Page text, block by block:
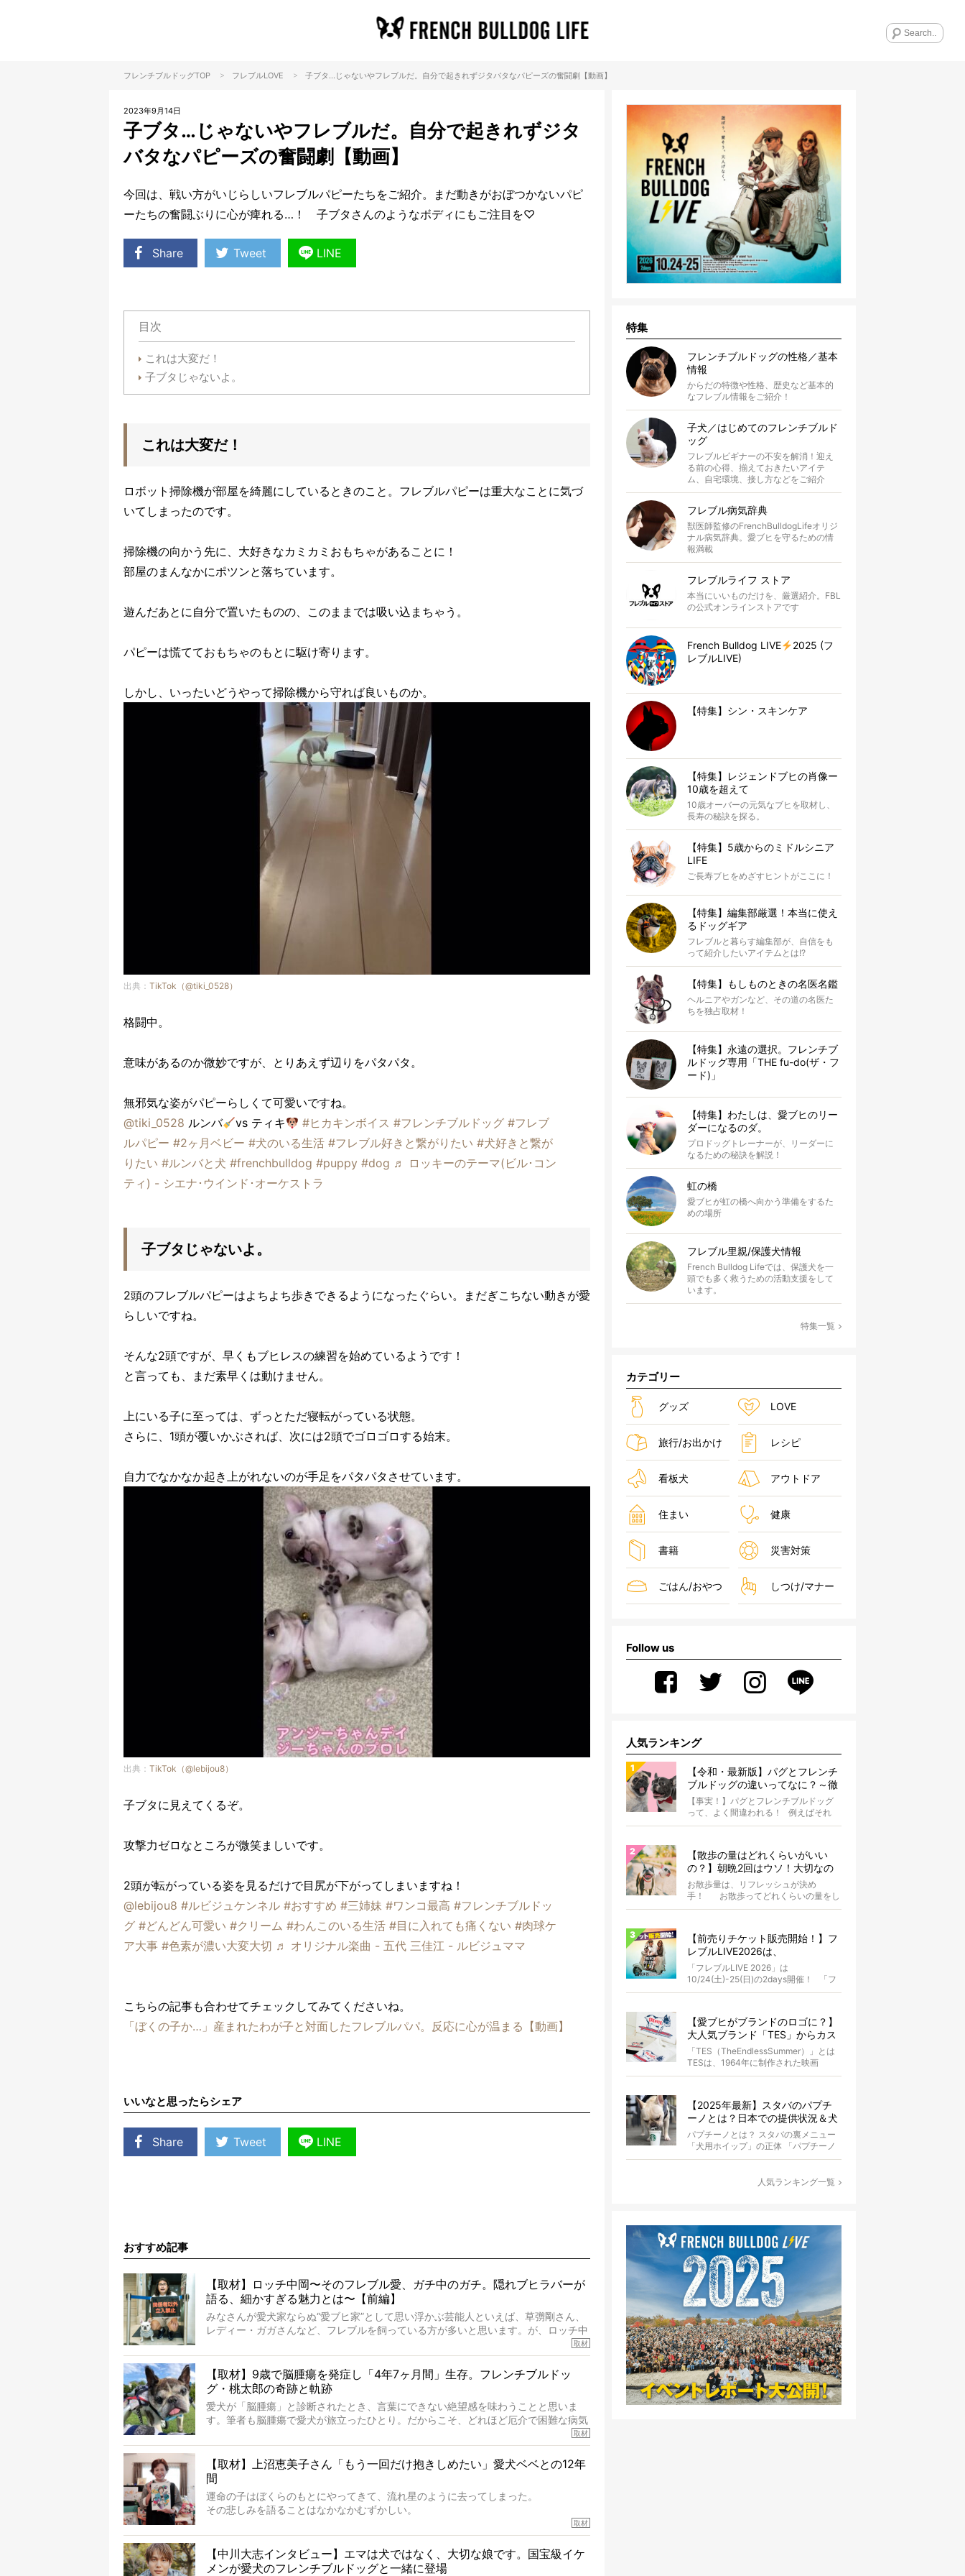
フレンチブルドッグTOP > フレブルLOVE > 子ブタ…じゃないやフレブルだ。自分で起きれずジタバタなパピーズの奮闘劇【動画】
2023年9月14日
子ブタ…じゃないやフレブルだ。自分で起きれずジタ
バタなパピーズの奮闘劇【動画】
今回は、戦い方がいじらしいフレブルパピーたちをご紹介。まだ動きがおぼつかないパピ
ーたちの奮闘ぶりに心が痺れる…！ 子ブタさんのようなボディにもご注目を♡
Share Tweet LINE
目次
これは大変だ！
子ブタじゃないよ。
これは大変だ！
ロボット掃除機が部屋を綺麗にしているときのこと。フレブルパピーは重大なことに気づ
いてしまったのです。
掃除機の向かう先に、大好きなカミカミおもちゃがあることに！
部屋のまんなかにポツンと落ちています。
遊んだあとに自分で置いたものの、このままでは吸い込まちゃう。
パピーは慌てておもちゃのもとに駆け寄ります。
しかし、いったいどうやって掃除機から守れば良いものか。
出典： TikTok（@tiki_0528）
格闘中。
意味があるのか微妙ですが、とりあえず辺りをパタパタ。
無邪気な姿がパピーらしくて可愛いですね。
@tiki_0528 ルンバ vs ティキ #ヒカキンボイス #フレンチブルドッグ #フレブ
ルパピー #2ヶ月ベビー #犬のいる生活 #フレブル好きと繋がりたい #犬好きと繋が
りたい #ルンバと犬 #frenchbulldog #puppy #dog ♬ ロッキーのテーマ(ビル･コン
ティ) - シエナ･ウインド･オーケストラ
子ブタじゃないよ。
2頭のフレブルパピーはよちよち歩きできるようになったぐらい。まだぎこちない動きが愛
らしいですね。
そんな2頭ですが、早くもブヒレスの練習を始めているようです！
と言っても、まだ素早くは動けません。
上にいる子に至っては、ずっとただ寝転がっている状態。
さらに、1頭が覆いかぶされば、次には2頭でゴロゴロする始末。
自力でなかなか起き上がれないのが手足をパタパタさせています。
出典： TikTok（@lebijou8）
子ブタに見えてくるぞ。
攻撃力ゼロなところが微笑ましいです。
2頭が転がっている姿を見るだけで目尻が下がってしまいますね！
@lebijou8 #ルビジュケンネル #おすすめ #三姉妹 #ワンコ最高 #フレンチブルドッ
グ #どんどん可愛い #クリーム #わんこのいる生活 #目に入れても痛くない #肉球ケ
ア大事 #色素が濃い大変大切 ♬ オリジナル楽曲 - 五代 三佳江 - ルビジュママ
こちらの記事も合わせてチェックしてみてくださいね。
「ぼくの子か…」産まれたわが子と対面したフレブルパパ。反応に心が温まる【動画】
いいなと思ったらシェア
Share Tweet LINE
おすすめ記事
【取材】ロッチ中岡〜そのフレブル愛、ガチ中のガチ。隠れブヒラバーが
語る、細かすぎる魅力とは〜【前編】
みなさんが愛犬家ならぬ“愛ブヒ家”として思い浮かぶ芸能人といえば、草彅剛さん、
レディー・ガガさんなど、フレブルを飼っている方が多いと思います。が、ロッチ中
岡さんも、じつは大のフレブルラバーだというのをご存知ですか？ フレブルを飼っ
ていないのにもかかわらず、中岡さんのインスタグラムを覗くと、たくさんのフレブ
ルアカウントがフォローされていて、わが『FRENCH BULLDOG LIFE』モデルのnico
やトーラスも、その中の一頭。
そんな中岡さんに、フレブルの魅力を語っていただきました。そのブヒ愛っぷりは、
思ってた以上！ ガチ中のガチでした!?
取材
【取材】9歳で脳腫瘍を発症し「4年7ヶ月間」生存。フレンチブルドッ
グ・桃太郎の奇跡と軌跡
愛犬が「脳腫瘍」と診断されたとき、言葉にできない絶望感を味わうことと思いま
す。筆者も脳腫瘍で愛犬が旅立ったひとり。だからこそ、どれほど厄介で困難な病気
かを理解をしているつもりです。「発症から1年生存すれば素晴らしい」とされるこ
の病気。
ところが、フレンチブルドッグの桃太郎は9歳で脳腫瘍を発症し、なんと4年7ヶ月間
も生き抜いたのです。旅立ったときの年齢は13歳と11ヶ月、レジェンド級のレジェン
ドでした。さらには、治療後3年間は一度も発作が起きなかったといいます。
この事実はフレンチブルドッグだけでなく、脳腫瘍と闘う多くの犬たちに勇気と希望
を与えるに違いありません。桃太郎のオーナーである佐藤さんご夫婦に、治療の選択
取材
【取材】上沼恵美子さん「もう一回だけ抱きしめたい」愛犬ベベとの12年
間
運命の子はぼくらのもとにやってきて、流れ星のように去ってしまった。
その悲しみを語ることはなかなかむずかしい。
けれども、ぼくらはそのことについて考えたいし、泣き出しそうな飼い主さんを目の
前にして、ほんのすこしでも寄り添いたいと思う。
その悲しみをいますぐ解消することはできないが、話をきいて、泣いたり笑ったりす
るのもいいだろう。
取材
【中川大志インタビュー】エマは犬ではなく、大切な娘です。国宝級イケ
メンが愛犬のフレンチブルドッグと一緒に登場
特集
フレンチブルドッグの性格／基本
情報
からだの特徴や性格、歴史など基本的
なフレブル情報をご紹介！
子犬／はじめてのフレンチブルド
ッグ
フレブルビギナーの不安を解消！迎え
る前の心得、揃えておきたいアイテ
ム、自宅環境、接し方などをご紹介
フレブル病気辞典
獣医師監修のFrenchBulldogLifeオリジ
ナル病気辞典。愛ブヒを守るための情
報満載
フレブルライフ ストア
本当にいいものだけを、厳選紹介。FBL
の公式オンラインストアです
French Bulldog LIVE
2025 (フ
レブルLIVE)
【特集】シン・スキンケア
【特集】レジェンドブヒの肖像ー
10歳を超えて
10歳オーバーの元気なブヒを取材し、
長寿の秘訣を探る。
【特集】5歳からのミドルシニア
LIFE
ご長寿ブヒをめざすヒントがここに！
【特集】編集部厳選！本当に使え
るドッグギア
フレブルと暮らす編集部が、自信をも
って紹介したいアイテムとは!?
【特集】もしものときの名医名鑑
ヘルニアやガンなど、その道の名医た
ちを独占取材！
【特集】永遠の選択。フレンチブ
ルドッグ専用「THE fu-do(ザ・フ
ード)」
【特集】わたしは、愛ブヒのリー
ダーになるのダ。
プロドッグトレーナーが、リーダーに
なるための秘訣を解説！
虹の橋
愛ブヒが虹の橋へ向かう準備をするた
めの場所
フレブル里親/保護犬情報
French Bulldog Lifeでは、保護犬を一
頭でも多く救うための活動支援をして
います。
特集一覧
カテゴリー
グッズ LOVE
旅行/お出かけ レシピ
看板犬 アウトドア
住まい 健康
書籍 災害対策
ごはん/おやつ しつけ/マナー
Follow us
人気ランキング
【令和・最新版】パグとフレンチ
ブルドッグの違いってなに？～徹
底解説～
【事実！】パグとフレンチブルドッグ
って、よく間違われる！ 例えばそれ
は、愛ブヒとのお散歩中。 &...
【散歩の量はどれくらいがいい
の？】朝晩2回はウソ！大切なの
は運動量より「リフレッシュ」〜
お散歩にまつわる疑問FAQつき〜
お散歩量は、リフレッシュが決め
手！ お散歩ってどれくらいの量をし
たらいいのか迷いませんか？ よ...
【前売りチケット販売開始！】フ
レブルLIVE2026は、
10/24(土)-25(日)開催！フレブル
だらけのキャンプ・前夜祭・バス
プランも新登場!?
「フレブルLIVE 2026」は
10/24(土)-25(日)の2days開催！ 「フ
レブルLIV...
【愛ブヒがブランドのロゴに？】
大人気ブランド「TES」からカス
タムオーダーが誕生！
「TES（TheEndlessSummer）」とは
TESは、1964年に制作された映画
『The...
【2025年最新】スタバのパプチ
ーノとは？日本での提供状況＆犬
同伴OK店舗一覧も紹介！
パプチーノとは？ スタバの裏メニュー
「犬用ホイップ」の正体 「パプチーノ
（Puppuccino）」とは、紙コッ...
人気ランキング一覧